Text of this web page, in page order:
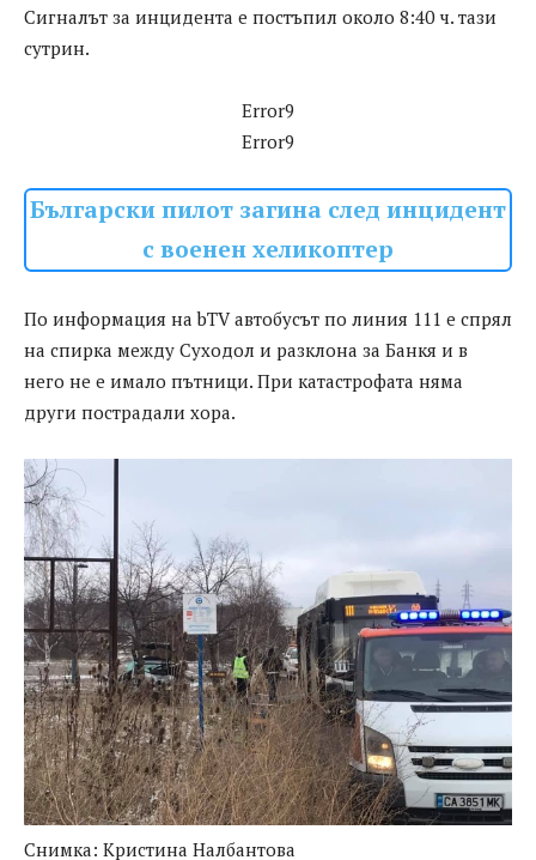
Сигналът за инцидента е постъпил около 8:40 ч. тази
сутрин.
Error9
Error9
Български пилот загина след инцидент
с военен хеликоптер
По информация на bTV автобусът по линия 111 е спрял
на спирка между Суходол и разклона за Банкя и в
него не е имало пътници. При катастрофата няма
други пострадали хора.
Снимка: Кристина Налбантова